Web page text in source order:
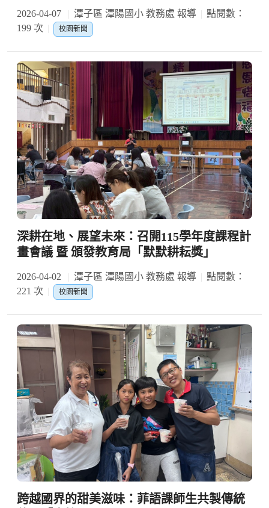
2026-04-07 潭子區 潭陽國小 教務處 報導
點閱數：
199 次
校園新聞
深耕在地、展望未來：召開115學年度課程計
畫會議 暨 頒發教育局「默默耕耘獎」
2026-04-02 潭子區 潭陽國小 教務處 報導
點閱數：
221 次
校園新聞
跨越國界的甜美滋味：菲語課師生共製傳統